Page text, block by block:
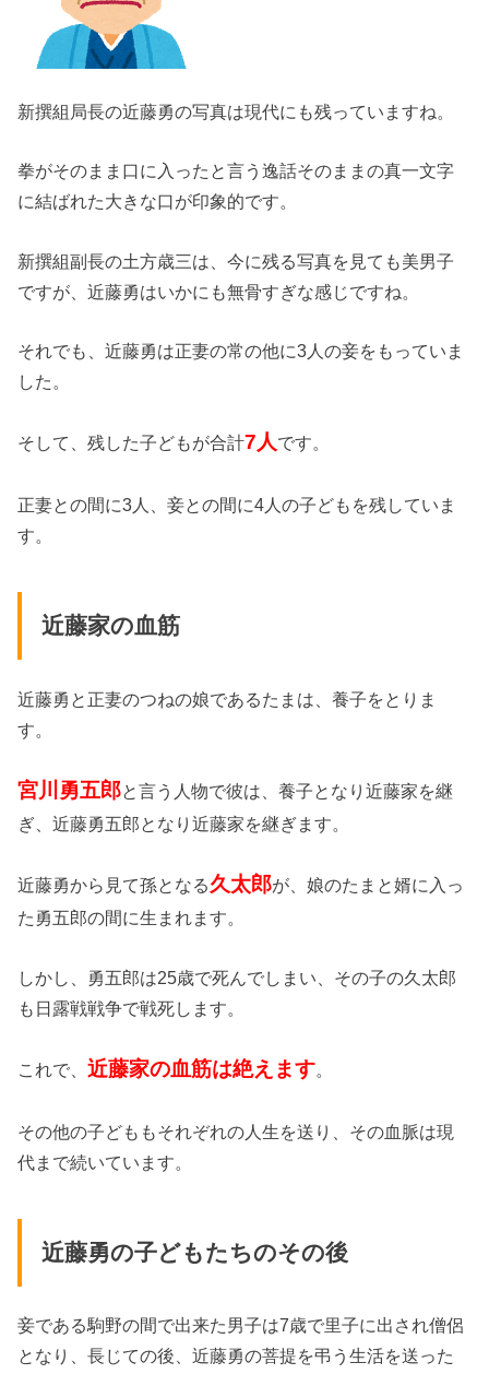
新撰組局長の近藤勇の写真は現代にも残っていますね。
拳がそのまま口に入ったと言う逸話そのままの真一文字
に結ばれた大きな口が印象的です。
新撰組副長の土方歳三は、今に残る写真を見ても美男子
ですが、近藤勇はいかにも無骨すぎな感じですね。
それでも、近藤勇は正妻の常の他に3人の妾をもっていま
した。
そして、残した子どもが合計7人です。
正妻との間に3人、妾との間に4人の子どもを残していま
す。
近藤家の血筋
近藤勇と正妻のつねの娘であるたまは、養子をとりま
す。
宮川勇五郎と言う人物で彼は、養子となり近藤家を継
ぎ、近藤勇五郎となり近藤家を継ぎます。
近藤勇から見て孫となる久太郎が、娘のたまと婿に入っ
た勇五郎の間に生まれます。
しかし、勇五郎は25歳で死んでしまい、その子の久太郎
も日露戦戦争で戦死します。
これで、近藤家の血筋は絶えます。
その他の子どももそれぞれの人生を送り、その血脈は現
代まで続いています。
近藤勇の子どもたちのその後
妾である駒野の間で出来た男子は7歳で里子に出され僧侶
となり、長じての後、近藤勇の菩提を弔う生活を送った